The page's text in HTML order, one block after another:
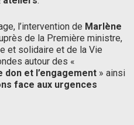
l’intervention de Marlène
de la Première ministre,
et solidaire et de la Vie
autour des «
et l’engagement » ainsi
face aux urgences